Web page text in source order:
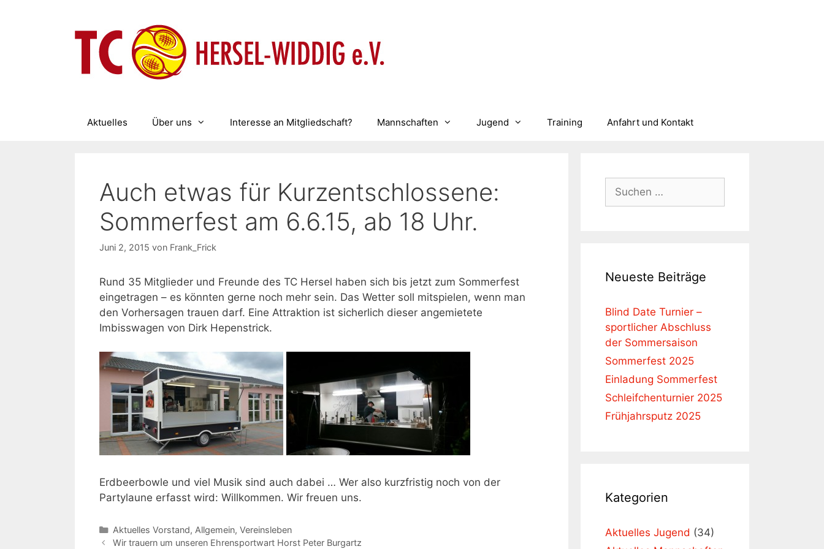
Aktuelles Über uns Interesse an Mitgliedschaft? Mannschaften Jugend Training Anfahrt und Kontakt
Auch etwas für Kurzentschlossene:
Sommerfest am 6.6.15, ab 18 Uhr.
Juni 2, 2015 von Frank_Frick
Rund 35 Mitglieder und Freunde des TC Hersel haben sich bis jetzt zum Sommerfest
eingetragen – es könnten gerne noch mehr sein. Das Wetter soll mitspielen, wenn man
den Vorhersagen trauen darf. Eine Attraktion ist sicherlich dieser angemietete
Imbisswagen von Dirk Hepenstrick.
Erdbeerbowle und viel Musik sind auch dabei … Wer also kurzfristig noch von der
Partylaune erfasst wird: Willkommen. Wir freuen uns.
Kategorien
Aktuelles Vorstand, Allgemein, Vereinsleben
Wir trauern um unseren Ehrensportwart Horst Peter Burgartz
Suchen
nach:
Neueste Beiträge
Blind Date Turnier –
sportlicher Abschluss
der Sommersaison
Sommerfest 2025
Einladung Sommerfest
Schleifchenturnier 2025
Frühjahrsputz 2025
Kategorien
Aktuelles Jugend (34)